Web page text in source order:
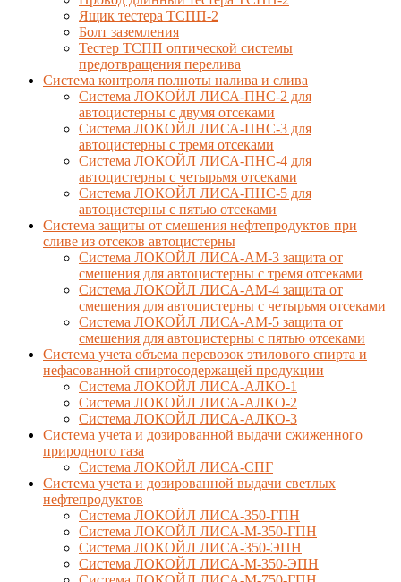
Ящик тестера ТСПП-2
Болт заземления
Тестер ТСПП оптической системы
предотвращения перелива
Cистема контроля полноты налива и слива
Система ЛОКОЙЛ ЛИСА-ПНС-2 для
автоцистерны с двумя отсеками
Система ЛОКОЙЛ ЛИСА-ПНС-3 для
автоцистерны с тремя отсеками
Система ЛОКОЙЛ ЛИСА-ПНС-4 для
автоцистерны с четырьмя отсеками
Система ЛОКОЙЛ ЛИСА-ПНС-5 для
автоцистерны с пятью отсеками
Система защиты от смешения нефтепродуктов при
сливе из отсеков автоцистерны
Система ЛОКОЙЛ ЛИСА-AM-3 защита от
смешения для автоцистерны с тремя отсеками
Система ЛОКОЙЛ ЛИСА-AM-4 защита от
смешения для автоцистерны с четырьмя отсеками
Система ЛОКОЙЛ ЛИСА-AM-5 защита от
смешения для автоцистерны с пятью отсеками
Система учета объема перевозок этилового спирта и
нефасованной спиртосодержащей продукции
Система ЛОКОЙЛ ЛИСА-AЛКО-1
Система ЛОКОЙЛ ЛИСА-АЛКО-2
Система ЛОКОЙЛ ЛИСА-АЛКО-3
Система учета и дозированной выдачи сжиженного
природного газа
Система ЛОКОЙЛ ЛИСА-СПГ
Система учета и дозированной выдачи светлых
нефтепродуктов
Система ЛОКОЙЛ ЛИСА-350-ГПН
Система ЛОКОЙЛ ЛИСА-М-350-ГПН
Система ЛОКОЙЛ ЛИСА-350-ЭПН
Система ЛОКОЙЛ ЛИСА-М-350-ЭПН